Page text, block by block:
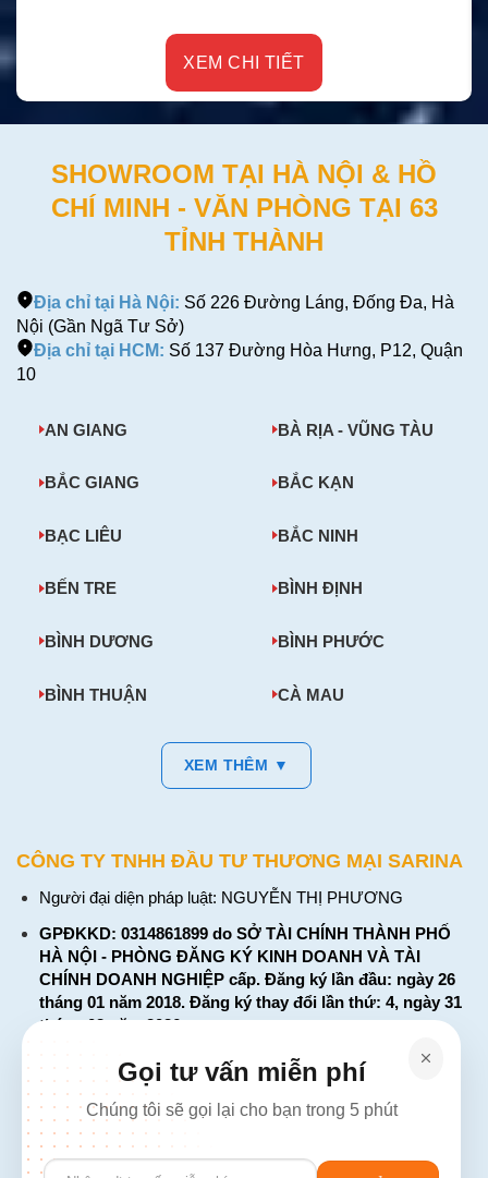
XEM CHI TIẾT
SHOWROOM TẠI HÀ NỘI & HỒ
CHÍ MINH - VĂN PHÒNG TẠI 63
TỈNH THÀNH
Địa chỉ tại Hà Nội: Số 226 Đường Láng, Đống Đa, Hà
Nội (Gần Ngã Tư Sở)
Địa chỉ tại HCM: Số 137 Đường Hòa Hưng, P12, Quận
10
AN GIANG BÀ RỊA - VŨNG TÀU
BẮC GIANG BẮC KẠN
BẠC LIÊU BẮC NINH
BẾN TRE BÌNH ĐỊNH
BÌNH DƯƠNG BÌNH PHƯỚC
BÌNH THUẬN CÀ MAU
XEM THÊM ▼
CÔNG TY TNHH ĐẦU TƯ THƯƠNG MẠI SARINA
Người đại diện pháp luật: NGUYỄN THỊ PHƯƠNG
GPĐKKD: 0314861899 do SỞ TÀI CHÍNH THÀNH PHỐ
HÀ NỘI - PHÒNG ĐĂNG KÝ KINH DOANH VÀ TÀI
CHÍNH DOANH NGHIỆP cấp. Đăng ký lần đầu: ngày 26
tháng 01 năm 2018. Đăng ký thay đổi lần thứ: 4, ngày 31
tháng 03 năm 2026
226 Đường Láng, Đống Đa, Hà Nội
137 Đường Hòa Hưng, Phường 12, Quận 10, TP. Hồ Chí
Minh
Hotline: 1900 2106 - 0386 001 001
Gọi tư vấn miễn phí
Chúng tôi sẽ gọi lại cho bạn trong 5 phút
Please